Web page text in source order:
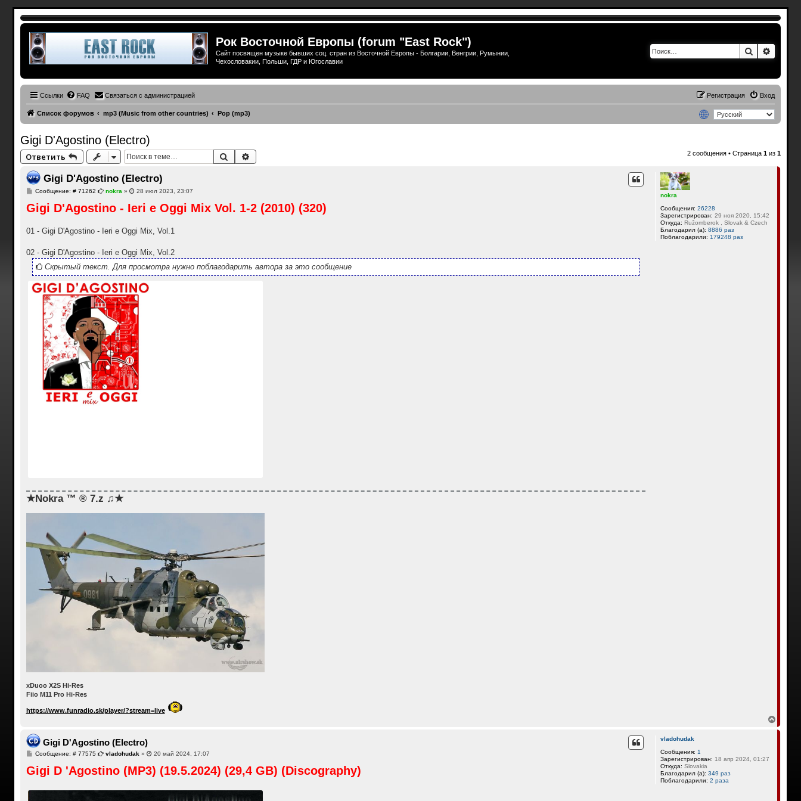
Рок Восточной Европы (forum "East Rock")
Сайт посвящен музыке бывших соц. стран из Восточной Европы - Болгарии, Венгрии, Румынии,
Чехословакии, Польши, ГДР и Югославии
Поиск
Ссылки FAQ Связаться с администрацией Вход
Регистрация
Список форумов mp3 (Music from other countries) Pop (mp3)
Gigi D'Agostino (Electro)
Ответить Поиск 2 сообщения • Страница1 из1
nokra
Сообщения: 26228
Зарегистрирован: 29 ноя 2020, 15:42
Откуда: Ružomberok , Slovak & Czech
Благодарил (а): 8886 раз
Поблагодарили: 179248 раз
Gigi D'Agostino (Electro)
Сообщение: # 71262 С
о
б
н
nokra » 28 июл 2023, 23:07
Gigi D'Agostino - Ieri e Oggi Mix Vol. 1-2 (2010) (320)
01 - Gigi D'Agostino - Ieri e Oggi Mix, Vol.1
02 - Gigi D'Agostino - Ieri e Oggi Mix, Vol.2
Скрытый текст. Для просмотра нужно поблагодарить автора за это сообщение
★Nokra ™ ® 7.z ♫★
xDuoo X2S Hi-Res
Fiio M11 Pro Hi-Res
https://www.funradio.sk/player/?stream=live
е
vladohudak
Сообщения: 1
Зарегистрирован: 18 апр 2024, 01:27
Откуда: Slovakia
Благодарил (а): 349 раз
Поблагодарили: 2 раза
Gigi D'Agostino (Electro)
Сообщение: # 77575С
о
б
vladohudak » 20 май 2024, 17:07
Gigi D 'Agostino (MP3) (19.5.2024) (29,4 GB) (Discography)